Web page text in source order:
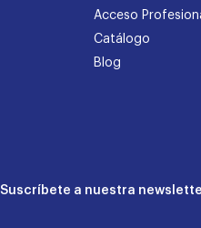
Acceso
Catálogo
Blog
Suscríbete a nuestra